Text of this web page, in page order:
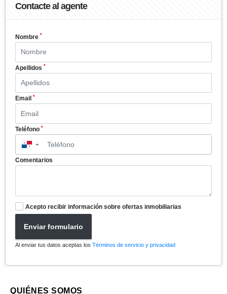
Contacte al agente
Nombre *
Apellidos *
Email *
Teléfono *
▼
Comentarios
Acepto recibir información sobre ofertas inmobiliarias
Enviar formulario
Al enviar tus datos aceptas los Términos de servicio y privacidad
QUIÉNES SOMOS